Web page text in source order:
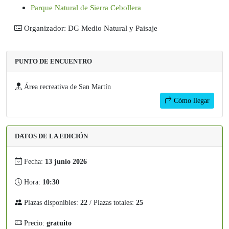
Parque Natural de Sierra Cebollera
Organizador: DG Medio Natural y Paisaje
PUNTO DE ENCUENTRO
Área recreativa de San Martín
Cómo llegar
DATOS DE LA EDICIÓN
Fecha: 13 junio 2026
Hora: 10:30
Plazas disponibles: 22 / Plazas totales: 25
Precio: gratuito